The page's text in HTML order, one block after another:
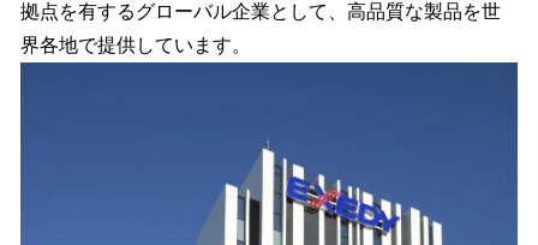
拠点を有するグローバル企業として、高品質な製品を世
界各地で提供しています。